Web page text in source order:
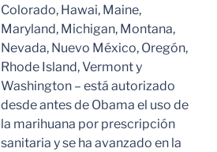
Colorado, Hawai, Maine,
Maryland, Michigan, Montana,
Nevada, Nuevo México, Oregón,
Rhode Island, Vermont y
Washington – está autorizado
desde antes de Obama el uso de
la marihuana por prescripción
sanitaria y se ha avanzado en la